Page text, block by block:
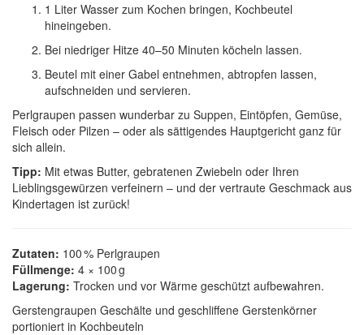
1 Liter Wasser zum Kochen bringen, Kochbeutel
hineingeben.
Bei niedriger Hitze 40–50 Minuten köcheln lassen.
Beutel mit einer Gabel entnehmen, abtropfen lassen,
aufschneiden und servieren.
Perlgraupen passen wunderbar zu Suppen, Eintöpfen, Gemüse,
Fleisch oder Pilzen – oder als sättigendes Hauptgericht ganz für
sich allein.
Tipp: Mit etwas Butter, gebratenen Zwiebeln oder Ihren
Lieblingsgewürzen verfeinern – und der vertraute Geschmack aus
Kindertagen ist zurück!
Zutaten: 100 % Perlgraupen
Füllmenge: 4 × 100 g
Lagerung: Trocken und vor Wärme geschützt aufbewahren.
Gerstengraupen Geschälte und geschliffene Gerstenkörner
portioniert in Kochbeuteln